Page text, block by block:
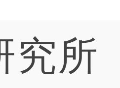
究所